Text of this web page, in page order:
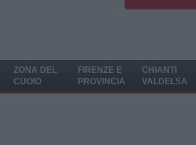
ZONA DEL
CUOIO
FIRENZE E
PROVINCIA
CHIANTI
VALDELSA